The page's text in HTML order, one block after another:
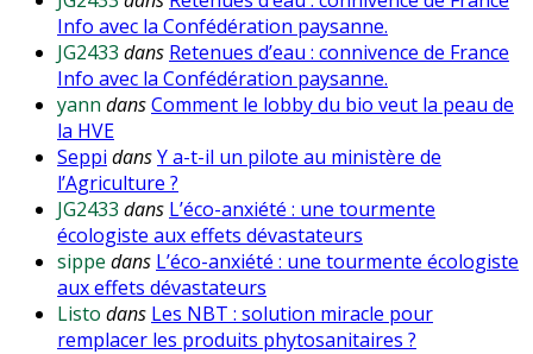
Info avec la Confédération paysanne.
JG2433 dans Retenues d’eau : connivence de France
Info avec la Confédération paysanne.
yann dansComment le lobby du bio veut la peau de
la HVE
Seppi dansY a-t-il un pilote au ministère de
l’Agriculture ?
JG2433 dans L’éco-anxiété : une tourmente
écologiste aux effets dévastateurs
sippe dans L’éco-anxiété : une tourmente écologiste
aux effets dévastateurs
Listo dans Les NBT : solution miracle pour
remplacer les produits phytosanitaires ?